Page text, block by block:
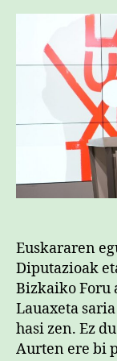
Euskararen
Diputazioak
Bizkaiko
Lauaxeta
hasi zen. Ez
Aurten ere bi